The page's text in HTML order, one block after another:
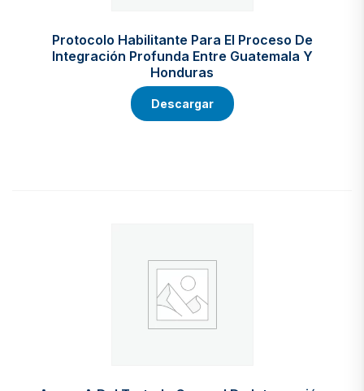
Protocolo Habilitante Para El Proceso De
Integración Profunda Entre Guatemala Y
Honduras
Descargar